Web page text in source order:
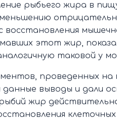
рыбьего жира в
восстановления
этот жир,
таковой у
проведенных на
выводы и дали
жир